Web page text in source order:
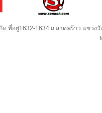
ด ที่อยู่1632-1634 ถ.ลาดพร้าว แขวง